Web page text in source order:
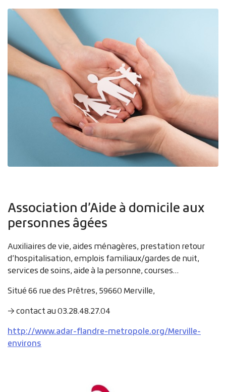
Zoom sur l'image
Association d’Aide à domicile aux
personnes âgées
Auxiliaires de vie, aides ménagères, prestation retour
d’hospitalisation, emplois familiaux/gardes de nuit,
services de soins, aide à la personne, courses…
Situé66 rue des Prêtres, 59660 Merville,
→ contact au 03.28.48.27.04
http://www.adar-flandre-metropole.org/Merville-
environs